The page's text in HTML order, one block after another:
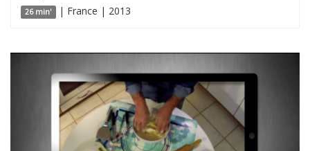
26 min' | France | 2013